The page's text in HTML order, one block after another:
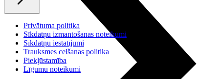
Privātuma politika
Sīkdatņu izmantošanas noteikumi
Sīkdatņu iestatījumi
Trauksmes celšanas politika
Piekļūstamība
Līgumu noteikumi